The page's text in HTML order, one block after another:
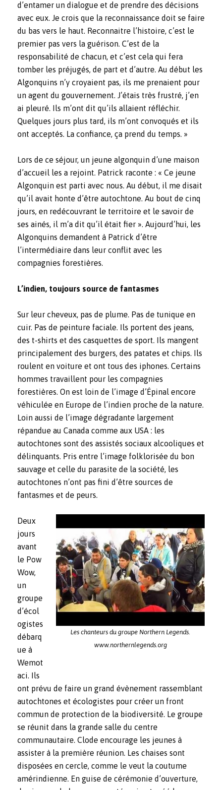
d’entamer un dialogue et de prendre des décisions
avec eux. Je crois que la reconnaissance doit se faire
du bas vers le haut. Reconnaitre l’histoire, c’est le
premier pas vers la guérison. C’est de la
responsabilité de chacun, et c’est cela qui fera
tomber les préjugés, de part et d’autre. Au début les
Algonquins n’y croyaient pas, ils me prenaient pour
un agent du gouvernement. J’étais très frustré, j’en
ai pleuré. Ils m’ont dit qu’ils allaient réfléchir.
Quelques jours plus tard, ils m’ont convoqués et ils
ont acceptés. La confiance, ça prend du temps. »
Lors de ce séjour, un jeune algonquin d’une maison
d’accueil les a rejoint. Patrick raconte : « Ce jeune
Algonquin est parti avec nous. Au début, il me disait
qu’il avait honte d’être autochtone. Au bout de cinq
jours, en redécouvrant le territoire et le savoir de
ses ainés, il m’a dit qu’il était fier ». Aujourd’hui, les
Algonquins demandent à Patrick d’être
l’intermédiaire dans leur conflit avec les
compagnies forestières.
L’indien, toujours source de fantasmes
Sur leur cheveux, pas de plume. Pas de tunique en
cuir. Pas de peinture faciale. Ils portent des jeans,
des t-shirts et des casquettes de sport. Ils mangent
principalement des burgers, des patates et chips. Ils
roulent en voiture et ont tous des iphones. Certains
hommes travaillent pour les compagnies
forestières. On est loin de l’image d’Épinal encore
véhiculée en Europe de l’indien proche de la nature.
Loin aussi de l’image dégradante largement
répandue au Canada comme aux USA : les
autochtones sont des assistés sociaux alcooliques et
délinquants. Pris entre l’image folklorisée du bon
sauvage et celle du parasite de la société, les
autochtones n’ont pas fini d’être sources de
fantasmes et de peurs.
Les chanteurs du groupe Northern Legends.
www.northernlegends.org
Deux
jours
avant
le Pow
Wow,
un
groupe
d’écol
ogistes
débarq
ue à
Wemot
aci. Ils
ont prévu de faire un grand évènement rassemblant
autochtones et écologistes pour créer un front
commun de protection de la biodiversité. Le groupe
se réunit dans la grande salle du centre
communautaire. Clode encourage les jeunes à
assister à la première réunion. Les chaises sont
disposées en cercle, comme le veut la coutume
amérindienne. En guise de cérémonie d’ouverture,